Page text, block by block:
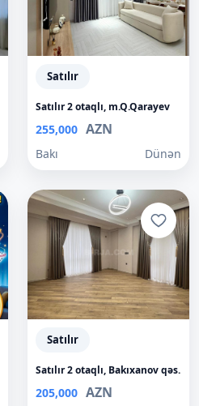
Satılır
Satılır 2 otaqlı, m.Q.Qarayev
255,000 AZN
Bakı Dünən
Satılır
Satılır 2 otaqlı, Bakıxanov qəs.
205,000 AZN